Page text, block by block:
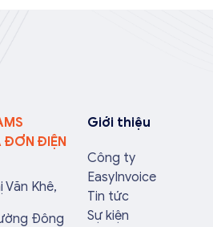
hàng. Doanh
đáng có
về mã số thuế,
ĐƠN ĐIỆN
Khê,
Đông
Giới thiệu
Công ty
EasyInvoice
Tin tức
Sự kiện